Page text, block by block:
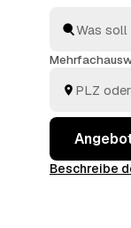
Übergabe
meisten
Beschreibe